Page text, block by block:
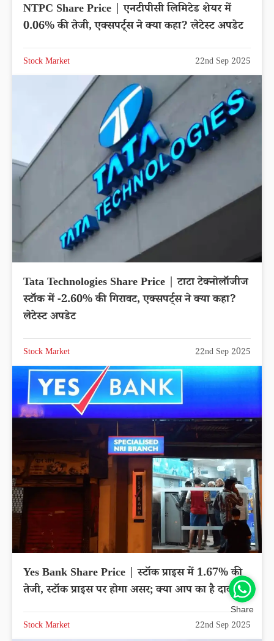
NTPC Share Price | एनटीपीसी लिमिटेड शेयर में
0.06% की तेजी, एक्सपर्ट्स ने क्या कहा? लेटेस्ट अपडेट
Stock Market 22nd Sep 2025
Tata Technologies Share Price | टाटा टेक्नोलॉजीज
स्टॉक में -2.60% की गिरावट, एक्सपर्ट्स ने क्या कहा?
लेटेस्ट अपडेट
Stock Market 22nd Sep 2025
Yes Bank Share Price | स्टॉक प्राइस में 1.67% की
तेजी, स्टॉक प्राइस पर होगा असर; क्या आप का है दाव?
Stock Market 22nd Sep 2025
Share